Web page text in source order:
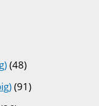
(48)
(91)